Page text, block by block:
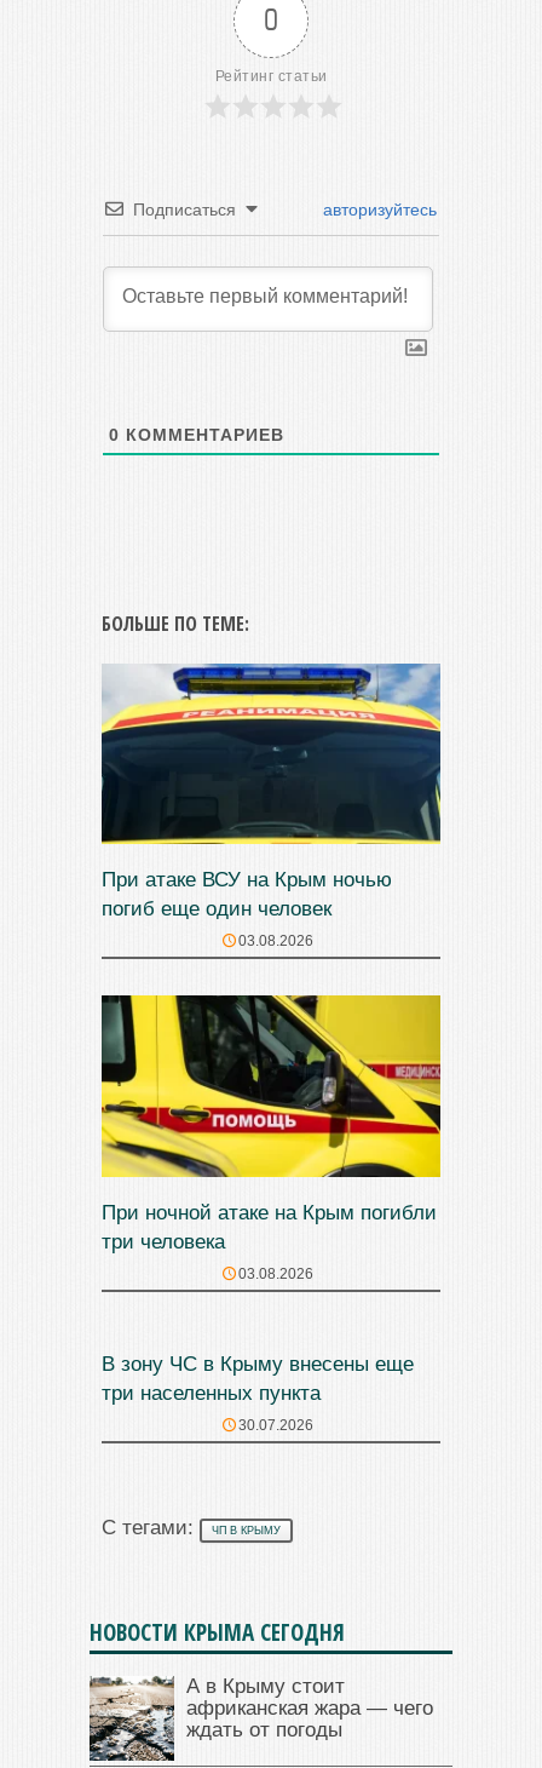
0
Рейтинг статьи
Подписаться авторизуйтесь
0 КОММЕНТАРИЕВ
БОЛЬШЕ ПО ТЕМЕ:
При атаке ВСУ на Крым ночью
погиб еще один человек
03.08.2026
При ночной атаке на Крым погибли
три человека
03.08.2026
В зону ЧС в Крыму внесены еще
три населенных пункта
30.07.2026
С тегами: ЧП В КРЫМУ
НОВОСТИ КРЫМА СЕГОДНЯ
А в Крыму стоит
африканская жара — чего
ждать от погоды